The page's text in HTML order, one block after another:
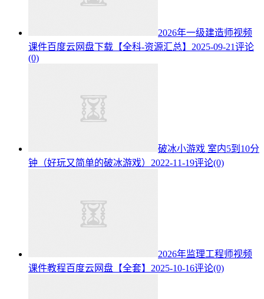
2026年一级建造师视频
课件百度云网盘下载【全科-资源汇总】 2025-09-21评论
(0)
破冰小游戏 室内5到10分
钟（好玩又简单的破冰游戏） 2022-11-19评论(0)
2026年监理工程师视频
课件教程百度云网盘【全套】 2025-10-16评论(0)